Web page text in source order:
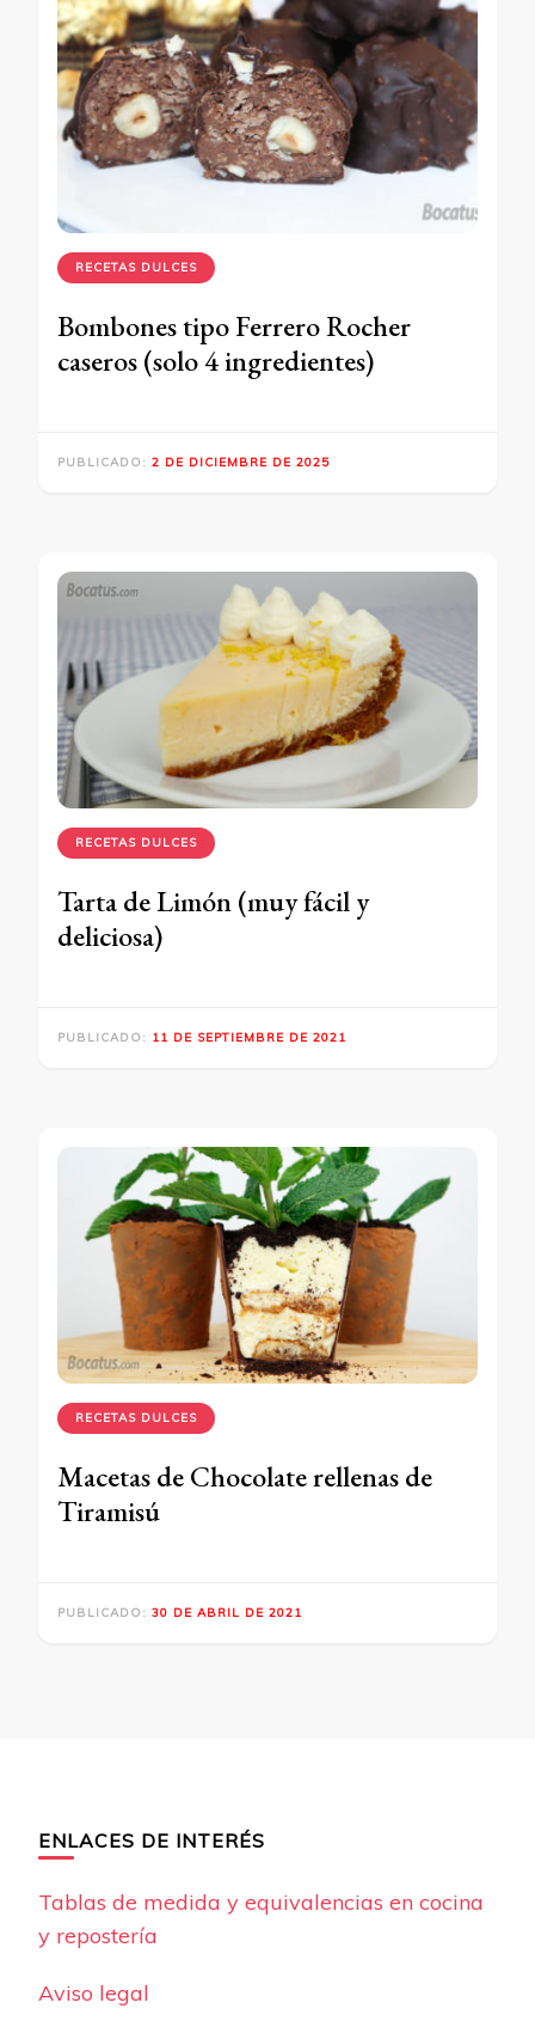
RECETAS DULCES
Bombones tipo Ferrero Rocher
caseros (solo 4 ingredientes)
PUBLICADO: 2 DE DICIEMBRE DE 2025
RECETAS DULCES
Tarta de Limón (muy fácil y
deliciosa)
PUBLICADO: 11 DE SEPTIEMBRE DE 2021
RECETAS DULCES
Macetas de Chocolate rellenas de
Tiramisú
PUBLICADO: 30 DE ABRIL DE 2021
ENLACES DE INTERÉS
Tablas de medida y equivalencias en cocina
y repostería
Aviso legal